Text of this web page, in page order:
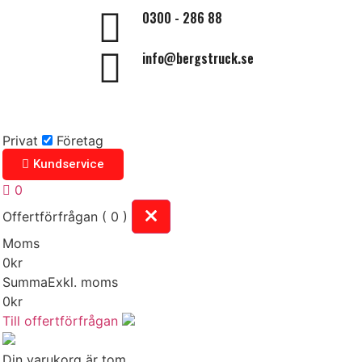
0300 - 286 88
info@bergstruck.se
Privat Företag
Kundservice
0
Offertförfrågan ( 0 )
Moms
0kr
SummaExkl. moms
0kr
Till offertförfrågan